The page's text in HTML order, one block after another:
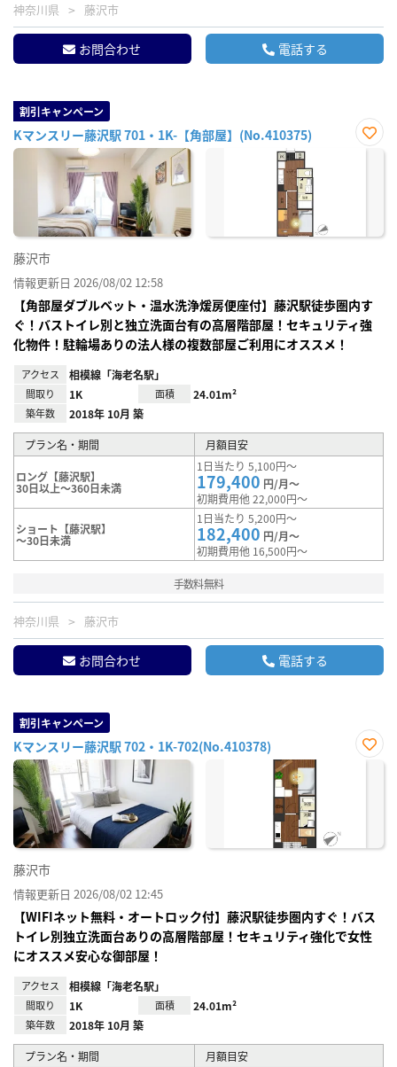
神奈川県 藤沢市
お問合わせ 電話する
割引キャンペーン
Kマンスリー藤沢駅 701・1K-【角部屋】(No.410375)
お気
藤沢市
情報更新日 2026/08/02 12:58
【角部屋ダブルベット・温水洗浄煖房便座付】藤沢駅徒歩圏内す
ぐ！バストイレ別と独立洗面台有の高層階部屋！セキュリティ強
化物件！駐輪場ありの法人様の複数部屋ご利用にオススメ！
アクセス 相模線「海老名駅」
間取り 1K 面積 24.01m²
築年数 2018年 10月 築
プラン名・期間 月額目安
ロング【藤沢駅】
30日以上～360日未満
1日当たり 5,100円～
179,400 円/月～
初期費用他 22,000円～
ショート【藤沢駅】
～30日未満
1日当たり 5,200円～
182,400 円/月～
初期費用他 16,500円～
手数料無料
神奈川県 藤沢市
お問合わせ 電話する
割引キャンペーン
Kマンスリー藤沢駅 702・1K-702(No.410378)
お気
藤沢市
情報更新日 2026/08/02 12:45
【WIFIネット無料・オートロック付】藤沢駅徒歩圏内すぐ！バス
トイレ別独立洗面台ありの高層階部屋！セキュリティ強化で女性
にオススメ安心な御部屋！
アクセス 相模線「海老名駅」
間取り 1K 面積 24.01m²
築年数 2018年 10月 築
プラン名・期間 月額目安